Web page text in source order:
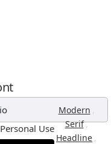
Modern ,
Serif,
Headline ,
Use